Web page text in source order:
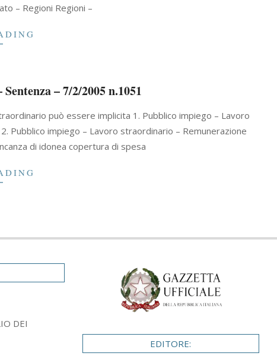
– Regioni Regioni –
– 7/2/2005 n.1051
può essere implicita 1. Pubblico impiego – Lavoro
Pubblico impiego – Lavoro straordinario – Remunerazione
di idonea copertura di spesa
DEI
EDITORE: